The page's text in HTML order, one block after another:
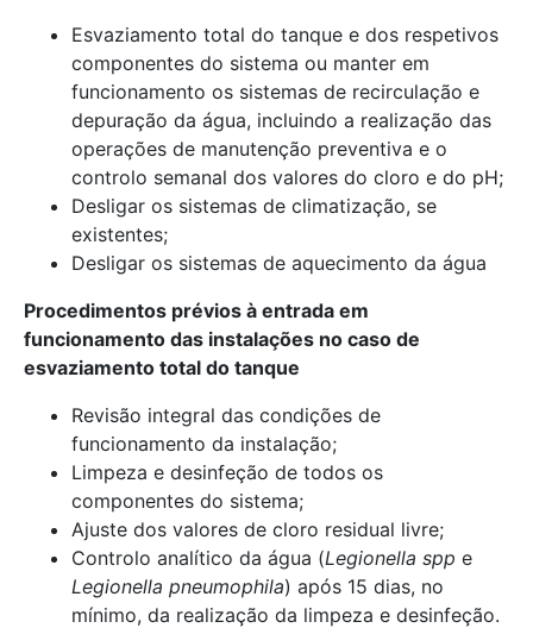
Esvaziamento total do tanque e dos respetivos
componentes do sistema ou manter em
funcionamento os sistemas de recirculação e
depuração da água, incluindo a realização das
operações de manutenção preventiva e o
controlo semanal dos valores do cloro e do pH;
Desligar os sistemas de climatização, se
existentes;
Desligar os sistemas de aquecimento da água
Procedimentos prévios à entrada em
funcionamento das instalações no caso de
esvaziamento total do tanque
Revisão integral das condições de
funcionamento da instalação;
Limpeza e desinfeção de todos os
componentes do sistema;
Ajuste dos valores de cloro residual livre;
Controlo analítico da água (Legionella spp e
Legionella pneumophila) após 15 dias, no
mínimo, da realização da limpeza e desinfeção.